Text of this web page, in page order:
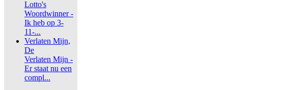
Lotto's
Woordwinner -
Ik heb op 3-
11-...
Verlaten Mijn,
De
Verlaten Mijn -
Er staat nu een
compl...